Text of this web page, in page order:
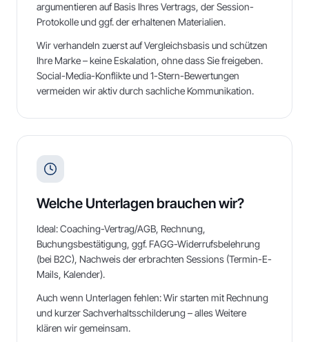
argumentieren auf Basis Ihres Vertrags, der Session-
Protokolle und ggf. der erhaltenen Materialien.
Wir verhandeln zuerst auf Vergleichsbasis und schützen
Ihre Marke – keine Eskalation, ohne dass Sie freigeben.
Social-Media-Konflikte und 1-Stern-Bewertungen
vermeiden wir aktiv durch sachliche Kommunikation.
Welche Unterlagen brauchen wir?
Ideal: Coaching-Vertrag/AGB, Rechnung,
Buchungsbestätigung, ggf. FAGG-Widerrufsbelehrung
(bei B2C), Nachweis der erbrachten Sessions (Termin-E-
Mails, Kalender).
Auch wenn Unterlagen fehlen: Wir starten mit Rechnung
und kurzer Sachverhaltsschilderung – alles Weitere
klären wir gemeinsam.